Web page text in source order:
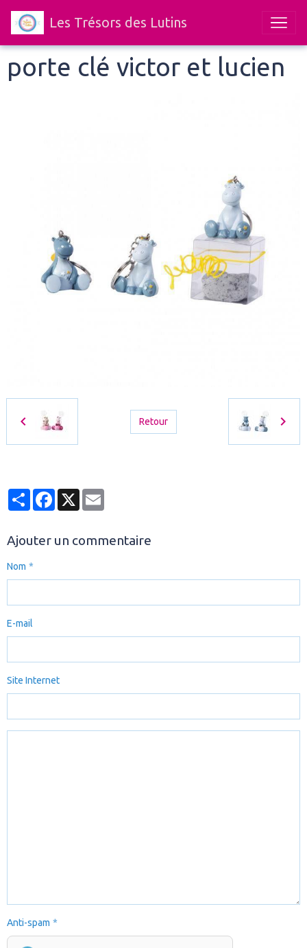
Les Trésors des Lutins
porte clé victor et lucien
Retour
PartagerFacebook
X
Ajouter un commentaire
Nom
E-mail
Site Internet
Anti-spam